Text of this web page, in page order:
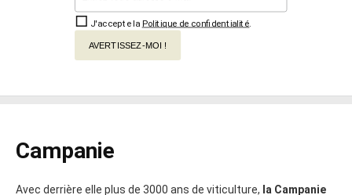
J'accepte la Politique de confidentialité
AVERTISSEZ-MOI !
Campanie
Avec derrière elle plus de 3000 ans de viticulture, la Campanie